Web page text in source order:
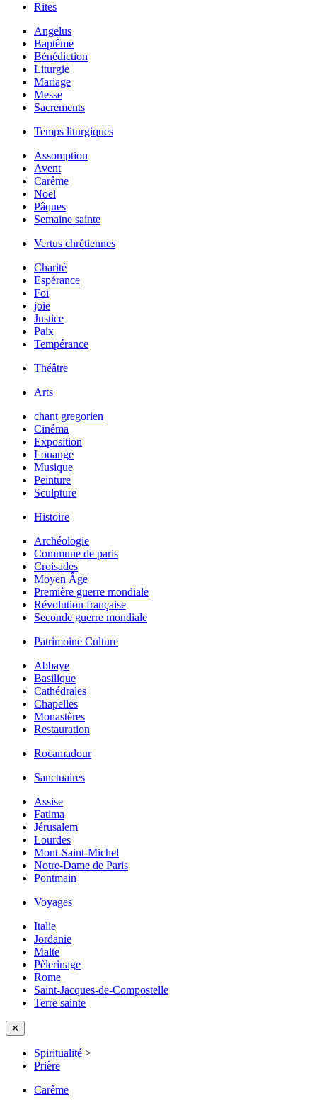
Rites
Angelus
Baptême
Bénédiction
Liturgie
Mariage
Messe
Sacrements
Temps liturgiques
Assomption
Avent
Carême
Noël
Pâques
Semaine sainte
Vertus chrétiennes
Charité
Espérance
Foi
joie
Justice
Paix
Tempérance
Théâtre
Arts
chant gregorien
Cinéma
Exposition
Louange
Musique
Peinture
Sculpture
Histoire
Archéologie
Commune de paris
Croisades
Moyen Âge
Première guerre mondiale
Révolution française
Seconde guerre mondiale
Patrimoine Culture
Abbaye
Basilique
Cathédrales
Chapelles
Monastères
Restauration
Rocamadour
Sanctuaires
Assise
Fatima
Jérusalem
Lourdes
Mont-Saint-Michel
Notre-Dame de Paris
Pontmain
Voyages
Italie
Jordanie
Malte
Pèlerinage
Rome
Saint-Jacques-de-Compostelle
Terre sainte
✕
Spiritualité >
Prière
Carême